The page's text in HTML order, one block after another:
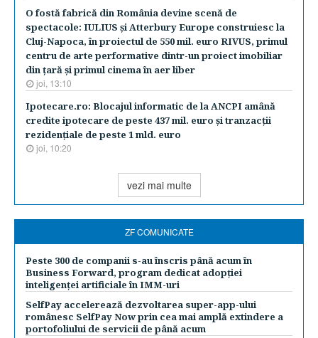
O fostă fabrică din România devine scenă de
spectacole: IULIUS şi Atterbury Europe construiesc la
Cluj-Napoca, în proiectul de 550 mil. euro RIVUS, primul
centru de arte performative dintr-un proiect imobiliar
din ţară şi primul cinema în aer liber
joi, 13:10
Ipotecare.ro: Blocajul informatic de la ANCPI amână
credite ipotecare de peste 437 mil. euro şi tranzacţii
rezidenţiale de peste 1 mld. euro
joi, 10:20
vezi mai multe
ZF COMUNICATE
Peste 300 de companii s-au înscris până acum în
Business Forward, program dedicat adopției
inteligenței artificiale în IMM-uri
SelfPay accelerează dezvoltarea super-app-ului
românesc SelfPay Now prin cea mai amplă extindere a
portofoliului de servicii de până acum